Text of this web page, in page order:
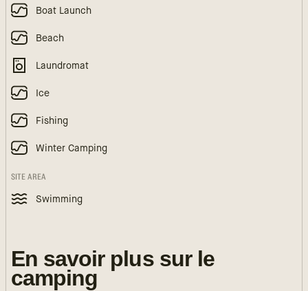
Boat Launch
Beach
Laundromat
Ice
Fishing
Winter Camping
SITE AREA
Swimming
En savoir plus sur le
camping